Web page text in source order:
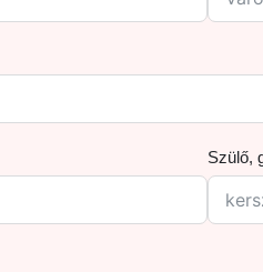
Szülő,